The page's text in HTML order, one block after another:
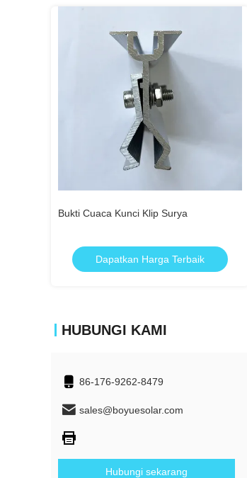
Bukti Cuaca Kunci Klip Surya
Dapatkan Harga Terbaik
HUBUNGI KAMI
86-176-9262-8479
sales@boyuesolar.com
Hubungi sekarang